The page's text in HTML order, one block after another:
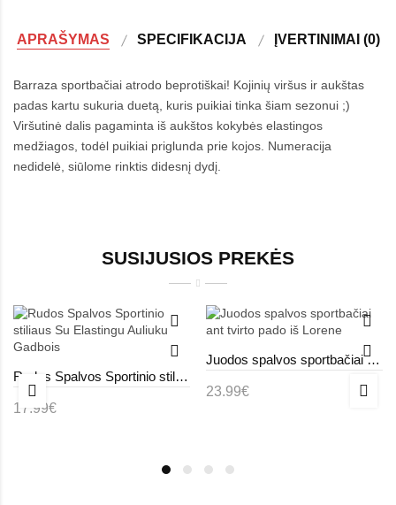
APRAŠYMAS SPECIFIKACIJA ĮVERTINIMAI (0)
Barraza sportbačiai atrodo beprotiškai! Kojinių viršus ir aukštas
padas kartu sukuria duetą, kuris puikiai tinka šiam sezonui ;)
Viršutinė dalis pagaminta iš aukštos kokybės elastingos
medžiagos, todėl puikiai priglunda prie kojos. Numeracija
nedidelė, siūlome rinktis didesnį dydį.
SUSIJUSIOS PREKĖS
Rudos Spalvos Sportinio stiliaus Su Elastingu Auliuku Gadbois
17.99€
Juodos spalvos sportbačiai ant tvirto pado iš Lorene
23.99€